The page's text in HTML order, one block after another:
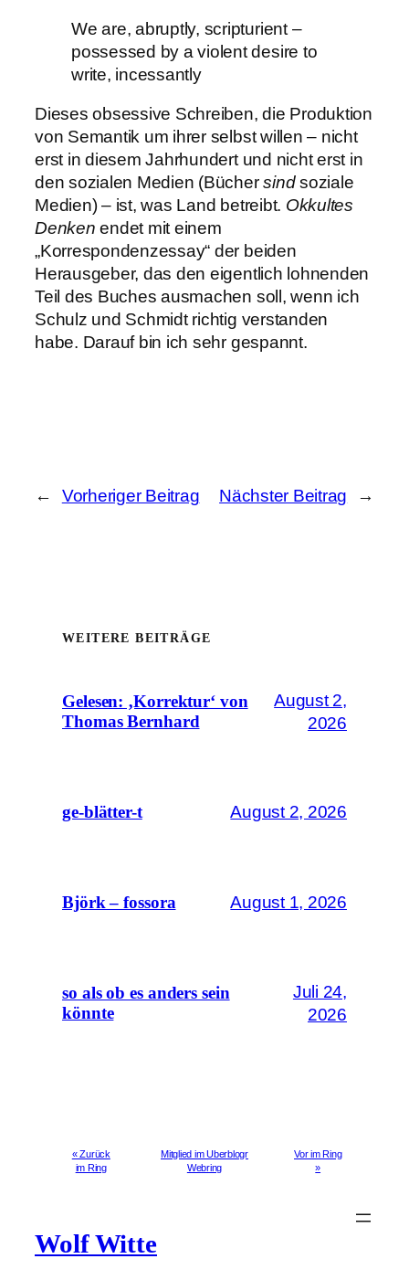
We are, abruptly, scripturient –
possessed by a violent desire to
write, incessantly
Dieses obsessive Schreiben, die Produktion
von Semantik um ihrer selbst willen – nicht
erst in diesem Jahrhundert und nicht erst in
den sozialen Medien (Büchersindsoziale
Medien) – ist, was Land betreibt. Okkultes
Denken endet mit einem
„Korrespondenzessay“ der beiden
Herausgeber, das den eigentlich lohnenden
Teil des Buches ausmachen soll, wenn ich
Schulz und Schmidt richtig verstanden
habe. Darauf bin ich sehr gespannt.
← Vorheriger Beitrag Nächster Beitrag →
WEITERE BEITRÄGE
Gelesen: ‚Korrektur‘ von
Thomas Bernhard
August 2,
2026
ge-blätter-t August 2, 2026
Björk – fossora August 1, 2026
so als ob es anders sein
könnte
Juli 24,
2026
« Zurück
im Ring
Mitglied im Uberblogr
Webring
Vor im Ring
»
Wolf Witte